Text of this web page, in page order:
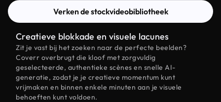
Verken de stockvideobibliotheek
Creatieve blokkade en visuele lacunes
Zit je vast bij het zoeken naar de perfecte beelden?
Coverr overbrugt die kloof met zorgvuldig
geselecteerde, authentieke scènes en snelle AI-
generatie, zodat je je creatieve momentum kunt
vrijmaken en binnen enkele minuten aan je visuele
behoeften kunt voldoen.